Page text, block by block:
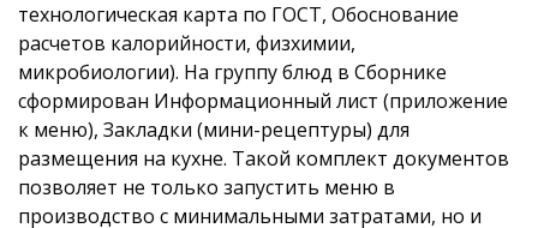
технологическая карта по ГОСТ, Обоснование
расчетов калорийности, физхимии,
микробиологии). На группу блюд в Сборнике
сформирован Информационный лист (приложение
к меню), Закладки (мини-рецептуры) для
размещения на кухне. Такой комплект документов
позволяет не только запустить меню в
производство с минимальными затратами, но и